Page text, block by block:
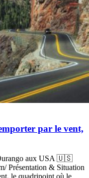
par le vent,
aux USA 🇺🇸
Présentation & Situation